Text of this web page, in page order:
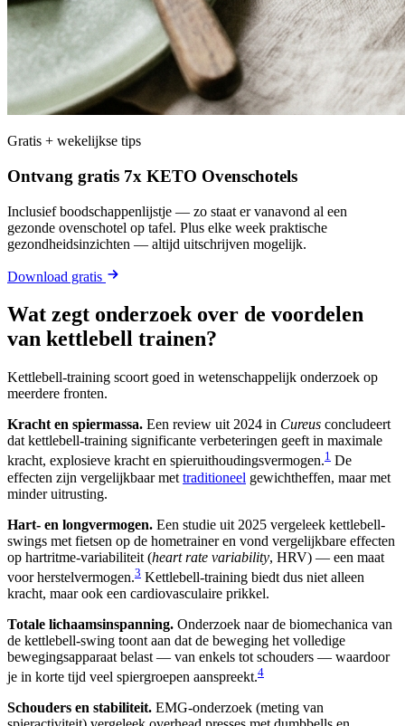
Gratis + wekelijkse tips
Ontvang gratis 7x KETO Ovenschotels
Inclusief boodschappenlijstje — zo staat er vanavond al een
gezonde ovenschotel op tafel. Plus elke week praktische
gezondheidsinzichten — altijd uitschrijven mogelijk.
Download gratis
Wat zegt onderzoek over de voordelen
van kettlebell trainen?
Kettlebell-training scoort goed in wetenschappelijk onderzoek op
meerdere fronten.
Kracht en spiermassa. Een review uit 2024 in Cureus concludeert
dat kettlebell-training significante verbeteringen geeft in maximale
kracht, explosieve kracht en spieruithoudingsvermogen.1 De
effecten zijn vergelijkbaar met traditioneel gewichtheffen, maar met
minder uitrusting.
Hart- en longvermogen. Een studie uit 2025 vergeleek kettlebell-
swings met fietsen op de hometrainer en vond vergelijkbare effecten
op hartritme-variabiliteit (heart rate variability, HRV) — een maat
voor herstelvermogen.3 Kettlebell-training biedt dus niet alleen
kracht, maar ook een cardiovasculaire prikkel.
Totale lichaamsinspanning. Onderzoek naar de biomechanica van
de kettlebell-swing toont aan dat de beweging het volledige
bewegingsapparaat belast — van enkels tot schouders — waardoor
je in korte tijd veel spiergroepen aanspreekt.4
Schouders en stabiliteit. EMG-onderzoek (meting van